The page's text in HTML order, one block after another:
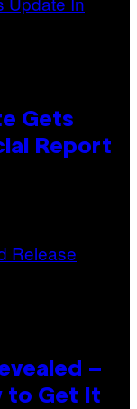
Gets
Report
–
to Get It